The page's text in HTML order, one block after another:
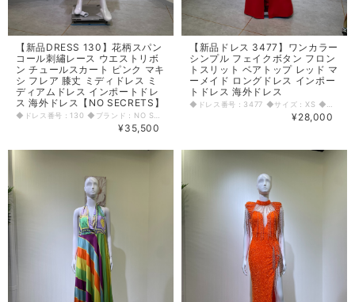
【新品DRESS 130】花柄スパン
コール刺繡レース ウエストリボ
ン チュールスカート ピンク マキ
シ フレア 膝丈 ミディドレス ミ
ディアムドレス インポートドレ
ス 海外ドレス【NO SECRETS】
¥35,500
【新品ドレス 3477】ワンカラー
シンプル フェイクボタン フロン
トスリット ベアトップ レッド マ
ーメイド ロングドレス インポー
トドレス 海外ドレス
¥28,000